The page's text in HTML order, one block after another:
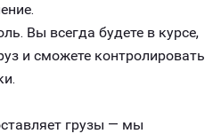
Вы всегда будете в курсе,
и сможете контролировать
грузы — мы